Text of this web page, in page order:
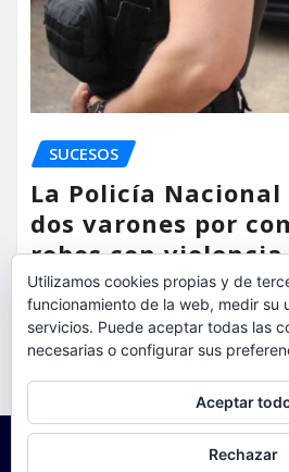
SUCESOS
La Policía
dos varones por
robos con
misma mañana
torrent al dia Ago 7,
Utilizamos cookies propias y de
funcionamiento de la web, medir su
servicios. Puede aceptar todas las
necesarias o configurar sus
Aceptar
Rechazar
Para obtener más información, incluido